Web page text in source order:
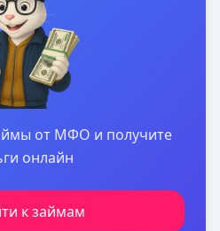
от МФО и получите
онлайн
к займам